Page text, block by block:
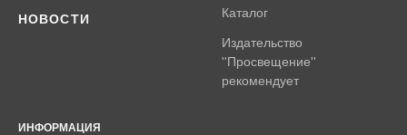
НОВОСТИ Каталог
Издательство
''Просвещение''
рекомендует
ИНФОРМАЦИЯ